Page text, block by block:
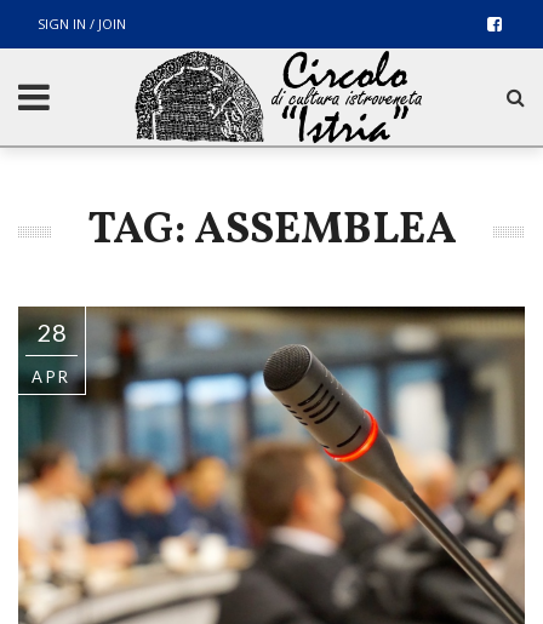
SIGN IN / JOIN
TAG: ASSEMBLEA
28
APR